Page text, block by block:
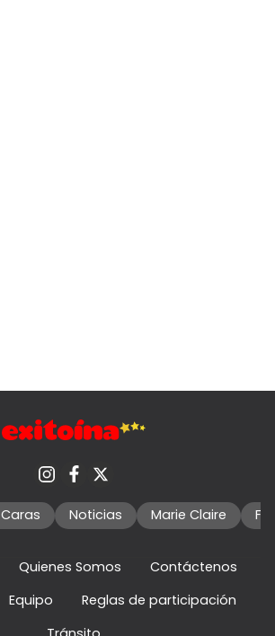
Caras Noticias Marie Claire
Quienes Somos
Contáctenos
Equipo
Reglas de participación